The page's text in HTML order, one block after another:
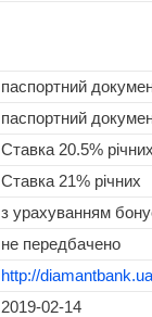
паспортний
паспортний
Ставка 20.5% річних
Ставка 21% річних
з урахуванням
не передбачено
http://
2019-02-14